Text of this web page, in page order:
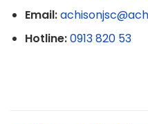
Email:
Hotline:0913 820 53